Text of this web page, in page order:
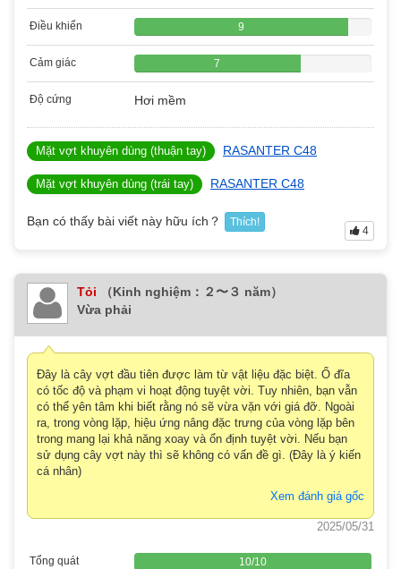
Điều khiển 9
Cảm giác 7
Độ cứng Hơi mềm
Mặt vợt khuyên dùng (thuận tay) RASANTER C48
Mặt vợt khuyên dùng (trái tay) RASANTER C48
Bạn có thấy bài viết này hữu ích？ Thích!
4
Tỏi
（Kinh nghiệm：２〜３ năm）
Vừa phải
Đây là cây vợt đầu tiên được làm từ vật liệu đặc biệt. Ổ đĩa
có tốc độ và phạm vi hoạt động tuyệt vời. Tuy nhiên, bạn vẫn
có thể yên tâm khi biết rằng nó sẽ vừa vặn với giá đỡ. Ngoài
ra, trong vòng lặp, hiệu ứng nâng đặc trưng của vòng lặp bên
trong mang lại khả năng xoay và ổn định tuyệt vời. Nếu bạn
sử dụng cây vợt này thì sẽ không có vấn đề gì. (Đây là ý kiến
cá nhân)
Xem đánh giá gốc
2025/05/31
Tổng quát 10/10